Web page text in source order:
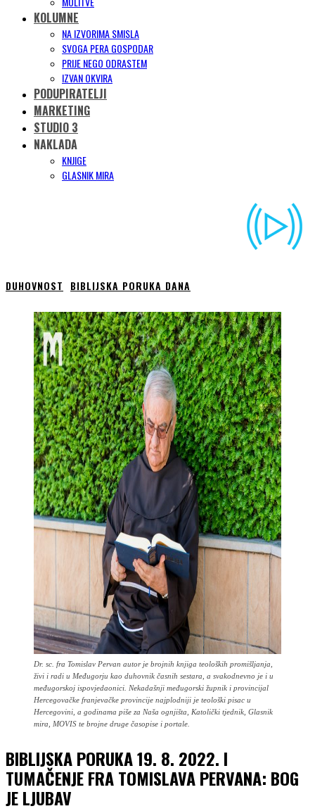
KOLUMNE
NA IZVORIMA SMISLA
SVOGA PERA GOSPODAR
PRIJE NEGO ODRASTEM
IZVAN OKVIRA
PODUPIRATELJI
MARKETING
STUDIO 3
NAKLADA
KNJIGE
GLASNIK MIRA
DUHOVNOST BIBLIJSKA PORUKA DANA
Dr. sc. fra Tomislav Pervan autor je brojnih knjiga teoloških promišljanja,
živi i radi u Međugorju kao duhovnik časnih sestara, a svakodnevno je i u
međugorskoj ispovjedaonici. Nekadašnji međugorski župnik i provincijal
Hercegovačke franjevačke provincije najplodniji je teološki pisac u
Hercegovini, a godinama piše za Naša ognjišta, Katolički tjednik, Glasnik
mira, MOVIS te brojne druge časopise i portale.
BIBLIJSKA PORUKA 19. 8. 2022. I
TUMAČENJE FRA TOMISLAVA PERVANA: BOG
JE LJUBAV